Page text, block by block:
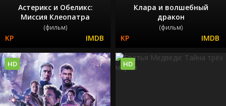
Астерикс и Обеликс:
Миссия Клеопатра
(фильм)
Клара и волшебный
дракон
(фильм)
HD HD